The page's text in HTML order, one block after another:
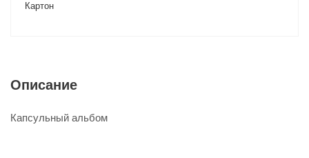
Картон
Описание
Капсульный альбом